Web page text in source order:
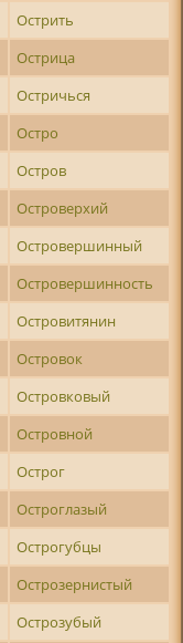
Острить
Острица
Остричься
Остро
Остров
Островерхий
Островершинный
Островершинность
Островитянин
Островок
Островковый
Островной
Острог
Остроглазый
Острогубцы
Острозернистый
Острозубый